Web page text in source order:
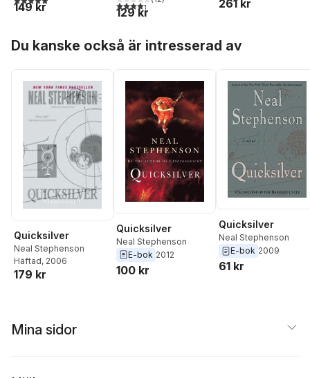
149 kr
4,3utav 5 stjärnor. Totalt antal röster:
129 kr
261 kr
Du kanske också är intresserad av
Quicksilver
Neal Stephenson
Häftad, 2006
179 kr
Quicksilver
Neal Stephenson
E-bok 2012
100 kr
Quicksilver
Neal Stephenson
E-bok 2009
61 kr
Mina sidor